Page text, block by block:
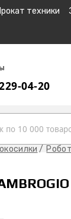
техники
04-20